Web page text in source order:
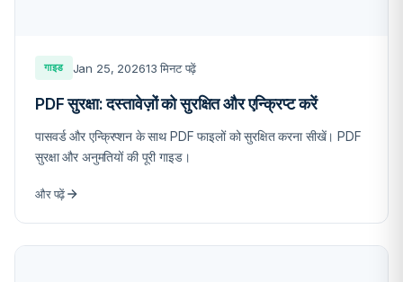
गाइड Jan 25, 202613 मिनट पढ़ें
PDF सुरक्षा: दस्तावेज़ों को सुरक्षित और एन्क्रिप्ट करें
पासवर्ड और एन्क्रिप्शन के साथ PDF फाइलों को सुरक्षित करना सीखें। PDF
सुरक्षा और अनुमतियों की पूरी गाइड।
और पढ़ें